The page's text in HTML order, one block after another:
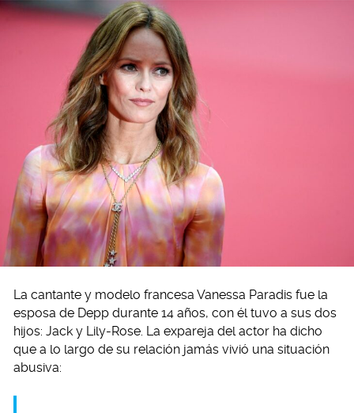
La cantante y modelo francesa Vanessa Paradis fue la
esposa de Depp durante 14 años, con él tuvo a sus dos
hijos: Jack y Lily-Rose. La expareja del actor ha dicho
que a lo largo de su relación jamás vivió una situación
abusiva: